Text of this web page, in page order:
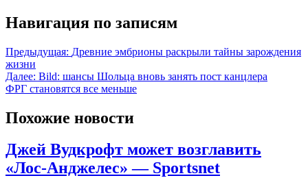
Навигация по записям
Предыдущая: Древние эмбрионы раскрыли тайны зарождения
жизни
Далее: Bild: шансы Шольца вновь занять пост канцлера
ФРГ становятся все меньше
Похожие новости
Джей Вудкрофт может возглавить
«Лос-Анджелес» — Sportsnet